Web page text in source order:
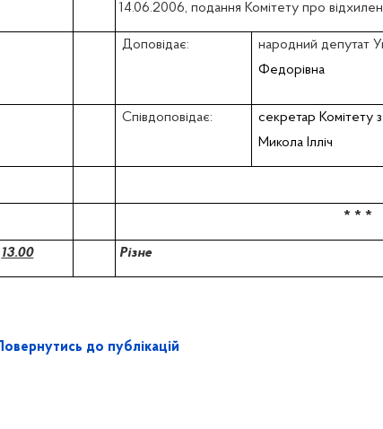
14.06.2006, подання Комітету про
Доповідає: народний депутат
Федорівна
Співдоповідає:
секретар Комітету
Микола Ілліч
* * *
13.00 Різне
Повернутись до публікацій